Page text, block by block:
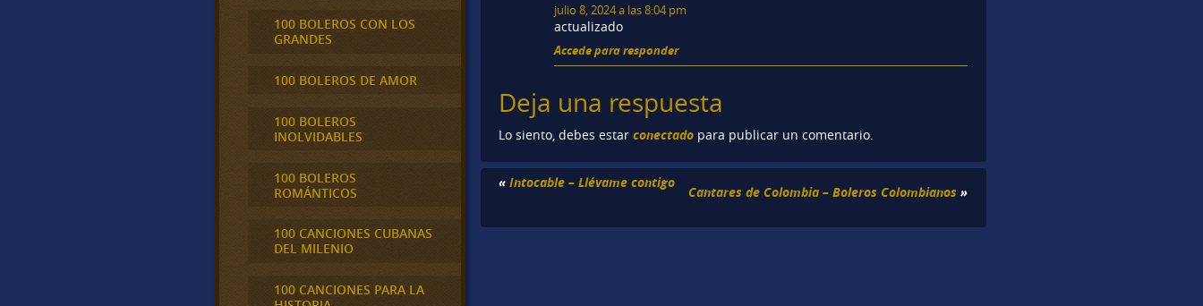
julio 8, 2024 a las 8:04 pm
actualizado
Accede para responder
Deja una respuesta
Lo siento, debes estarconectado para publicar un comentario.
«Intocable – Llévame contigo
Cantares de Colombia – Boleros Colombianos »
100 BOLEROS CON LOS
GRANDES
100 BOLEROS DE AMOR
100 BOLEROS
INOLVIDABLES
100 BOLEROS
ROMÁNTICOS
100 CANCIONES CUBANAS
DEL MILENIO
100 CANCIONES PARA LA